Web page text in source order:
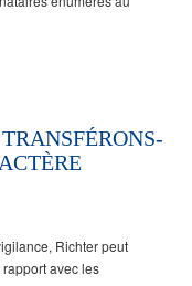
Richter peut
avec les